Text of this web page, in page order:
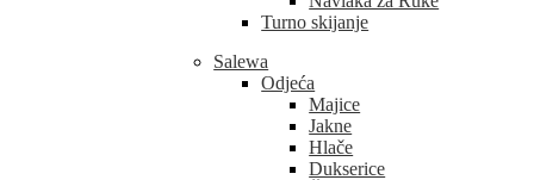
Turno skijanje
Salewa
Odjeća
Majice
Jakne
Hlače
Dukserice